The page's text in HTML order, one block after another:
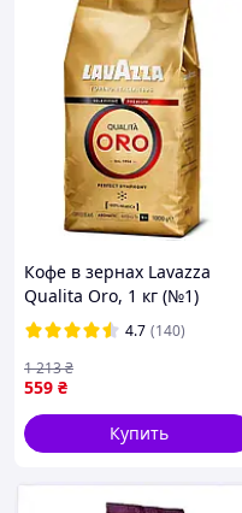
Кофе в зернах Lavazza
Qualita Oro, 1 кг (№1)
4.7 (140)
559 ₴
1 213₴
Купить